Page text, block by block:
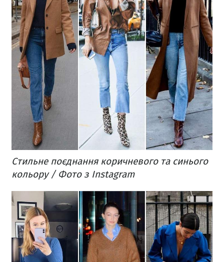
Стильне поєднання коричневого та синього
кольору / Фото з Instagram